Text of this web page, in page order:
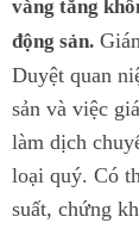
vàng tăng
động sản.
Duyệt quan
sản và việc
làm dịch
loại quý. Có
suất, chứng